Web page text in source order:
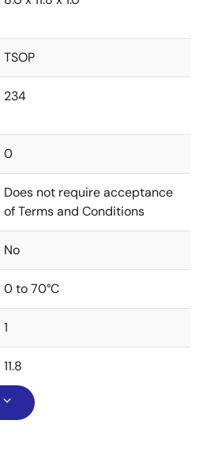
TSOP
234
0
Does not require acceptance
of Terms and Conditions
No
0 to 70°C
1
11.8